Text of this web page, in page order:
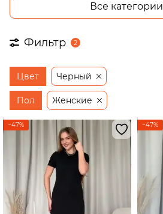
Пижамы
Рубашки
Штаны
Юбки
Футболки
Все категории
Фильтр 2
Цвет Черный
Пол Женские
−47% −47%